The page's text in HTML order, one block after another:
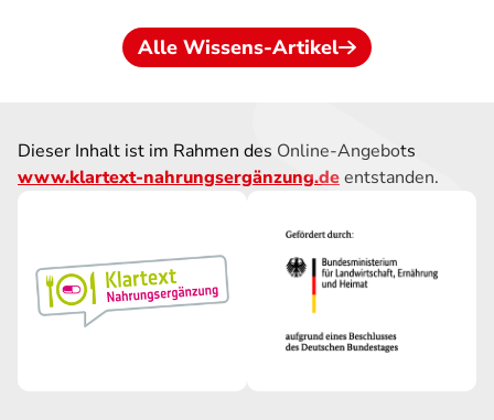
Alle Wissens-Artikel
Dieser Inhalt ist im Rahmen des Online-Angebots
www.klartext-nahrungsergänzung.deentstanden.